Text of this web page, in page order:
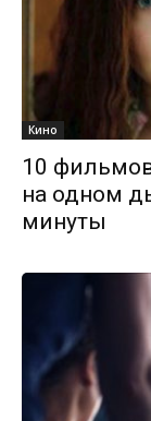
Кино
10
на одном
минуты